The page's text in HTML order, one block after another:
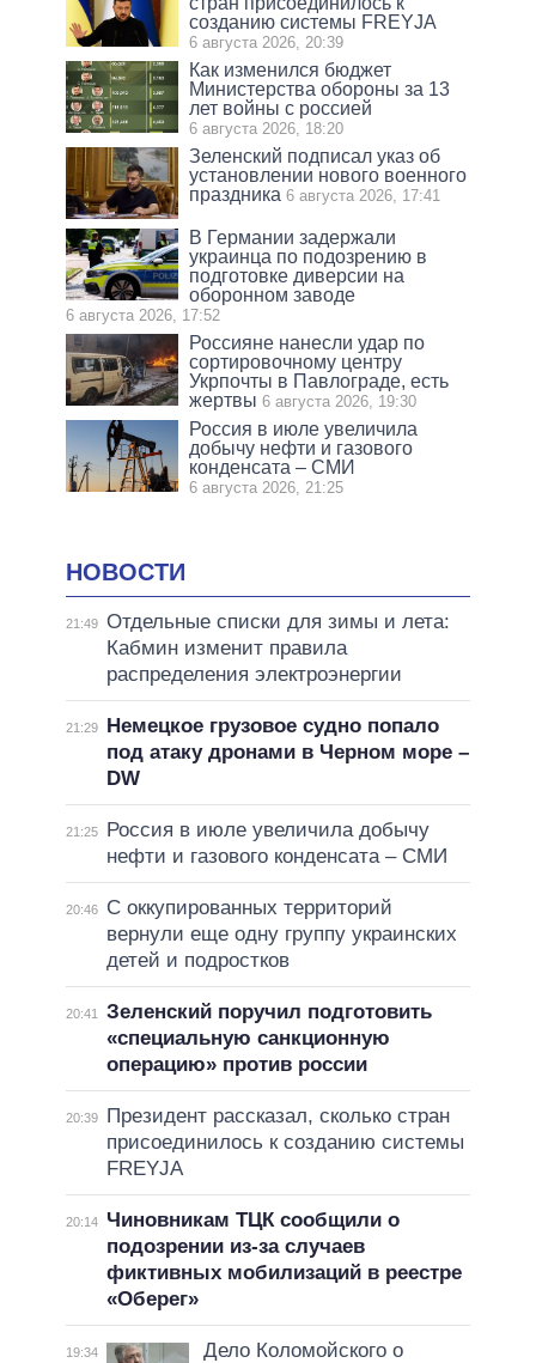
созданию системы FREYJA
6 августа 2026, 20:39
Как изменился бюджет
Министерства обороны за 13
лет войны с россией
6 августа 2026, 18:20
Зеленский подписал указ об
установлении нового военного
праздника 6 августа 2026, 17:41
В Германии задержали
украинца по подозрению в
подготовке диверсии на
оборонном заводе
6 августа 2026, 17:52
Россияне нанесли удар по
сортировочному центру
Укрпочты в Павлограде, есть
жертвы 6 августа 2026, 19:30
Россия в июле увеличила
добычу нефти и газового
конденсата – СМИ
6 августа 2026, 21:25
НОВОСТИ
21:49 Отдельные списки для зимы и лета:
Кабмин изменит правила
распределения электроэнергии
21:29
Немецкое грузовое судно попало
под атаку дронами в Черном море –
DW
21:25
Россия в июле увеличила добычу
нефти и газового конденсата – СМИ
20:46
С оккупированных территорий
вернули еще одну группу украинских
детей и подростков
20:41
Зеленский поручил подготовить
«специальную санкционную
операцию» против россии
20:39
Президент рассказал, сколько стран
присоединилось к созданию системы
FREYJA
20:14
Чиновникам ТЦК сообщили о
подозрении из-за случаев
фиктивных мобилизаций в реестре
«Оберег»
19:34
Дело Коломойского о